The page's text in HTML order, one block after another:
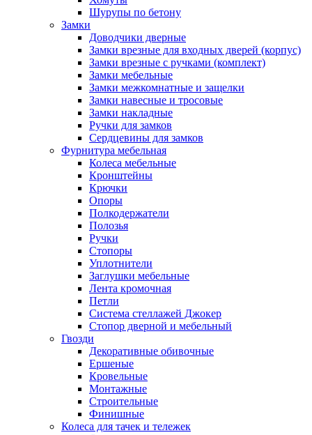
Шурупы по бетону
Замки
Доводчики дверные
Замки врезные для входных дверей (корпус)
Замки врезные с ручками (комплект)
Замки мебельные
Замки межкомнатные и защелки
Замки навесные и тросовые
Замки накладные
Ручки для замков
Сердцевины для замков
Фурнитура мебельная
Колеса мебельные
Кронштейны
Крючки
Опоры
Полкодержатели
Полозья
Ручки
Стопоры
Уплотнители
Заглушки мебельные
Лента кромочная
Петли
Система стеллажей Джокер
Стопор дверной и мебельный
Гвозди
Декоративные обивочные
Ершеные
Кровельные
Монтажные
Строительные
Финишные
Колеса для тачек и тележек